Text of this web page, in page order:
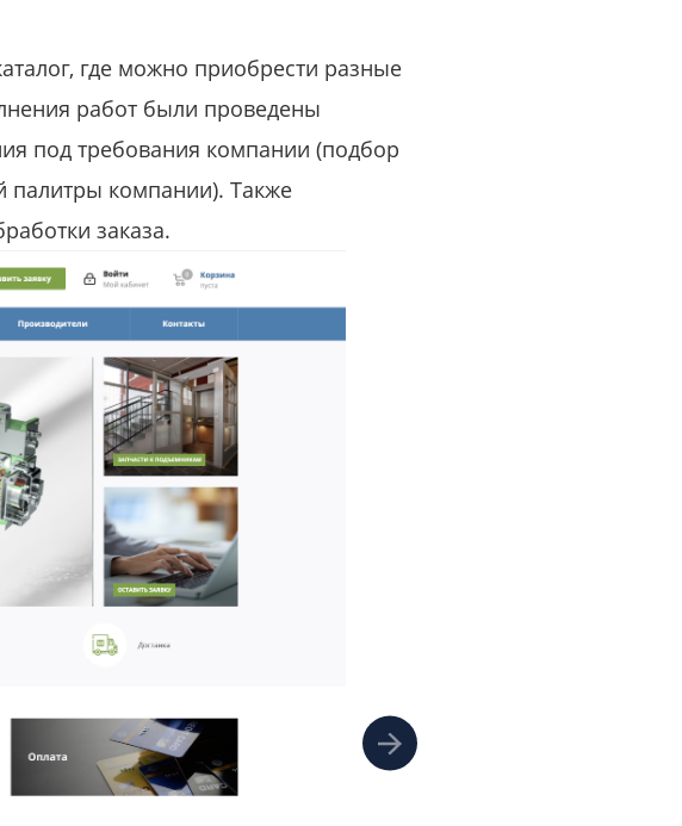
где можно приобрести разные
работ были проведены
под требования компании (подбор
палитры компании). Также
заказа.